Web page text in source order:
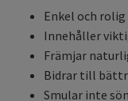
Enkel och
Innehåller
Främjar
Bidrar till
Smular inte